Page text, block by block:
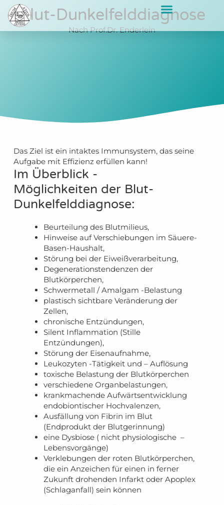
Blut-Dunkelfelddiagnose
Nach Prof.Dr. Enderlein
Das Ziel ist ein intaktes Immunsystem, das seine
Aufgabe mit Effizienz erfüllen kann!
Im Überblick -
Möglichkeiten der Blut-
Dunkelfelddiagnose:
Beurteilung des Blutmilieus,
Hinweise auf Verschiebungen im Säuere-
Basen-Haushalt,
Störung bei der Eiweißverarbeitung,
Degenerationstendenzen der
Blutkörperchen,
Schwermetall / Amalgam -Belastung
plastisch sichtbare Veränderung der
Zellen,
chronische Entzündungen,
Silent Inflammation (Stille
Entzündungen),
Störung der Eisenaufnahme,
Leukozyten -Tätigkeit und – Auflösung
toxische Belastung der Blutkörperchen
verschiedene Organbelastungen,
krankmachende Aufwärtsentwicklung
endobiontischer Hochvalenzen,
Ausfällung von Fibrin im Blut
(Endprodukt der Blutgerinnung)
eine Dysbiose ( nicht physiologische –
Lebensvorgänge)
Verklebungen der roten Blutkörperchen,
die ein Anzeichen für einen in ferner
Zukunft drohenden Infarktoder Apoplex
(Schlaganfall) sein können